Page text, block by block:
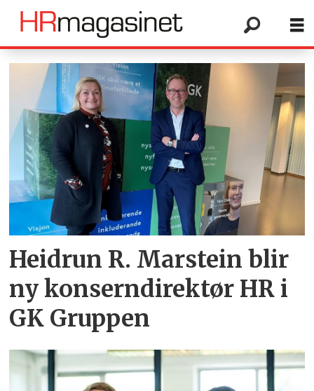
Tag:
hr-
folk
Heidrun R. Marstein blir
ny konserndirektør HR i
GK Gruppen